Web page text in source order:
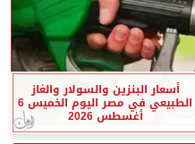
أسعار البنزين والسولار والغاز
الطبيعي في مصر اليوم الخميس 6
أغسطس 2026